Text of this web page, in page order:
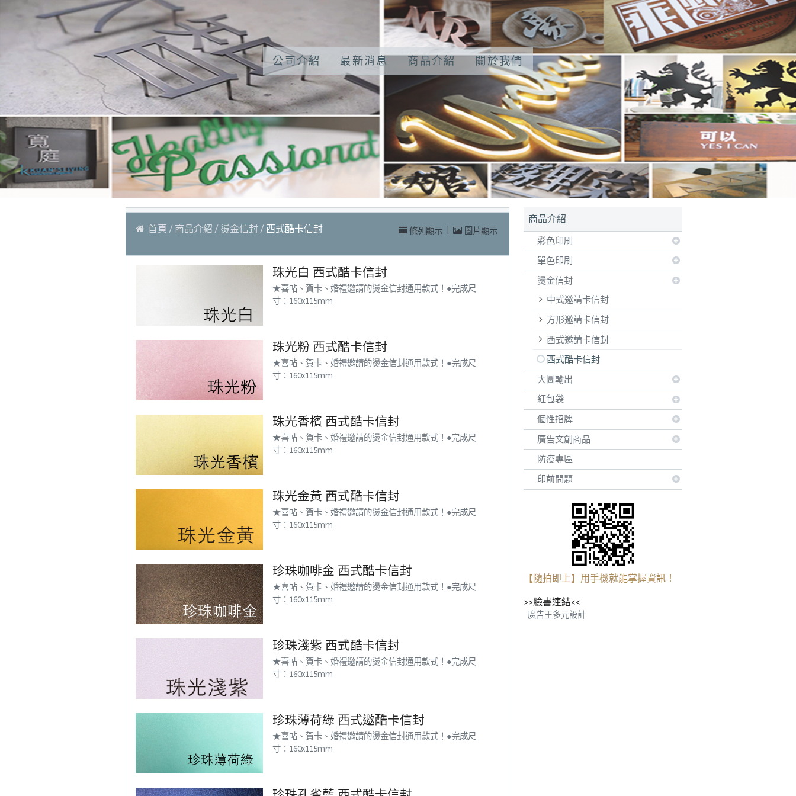
公司介紹 最新消息 商品介紹 關於我們
商品介紹
彩色印刷
單色印刷
燙金信封
中式邀請卡信封
方形邀請卡信封
西式邀請卡信封
西式酷卡信封
大圖輸出
紅包袋
個性招牌
廣告文創商品
防疫專區
印前問題
【隨拍即上】用手機就能掌握資訊！
>>臉書連結<<
廣告王多元設計
首頁 商品介紹 燙金信封 西式酷卡信封 條列顯示 圖片顯示
珠光白 西式酷卡信封
★喜帖、賀卡、婚禮邀請的燙金信封通用款式！●完成尺
寸：160x115mm
珠光粉 西式酷卡信封
★喜帖、賀卡、婚禮邀請的燙金信封通用款式！●完成尺
寸：160x115mm
珠光香檳 西式酷卡信封
★喜帖、賀卡、婚禮邀請的燙金信封通用款式！●完成尺
寸：160x115mm
珠光金黃 西式酷卡信封
★喜帖、賀卡、婚禮邀請的燙金信封通用款式！●完成尺
寸：160x115mm
珍珠咖啡金 西式酷卡信封
★喜帖、賀卡、婚禮邀請的燙金信封通用款式！●完成尺
寸：160x115mm
珍珠淺紫 西式酷卡信封
★喜帖、賀卡、婚禮邀請的燙金信封通用款式！●完成尺
寸：160x115mm
珍珠薄荷綠 西式邀酷卡信封
★喜帖、賀卡、婚禮邀請的燙金信封通用款式！●完成尺
寸：160x115mm